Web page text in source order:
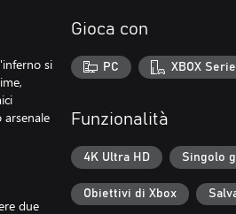
si
due
Gioca con
PC XBOX
Funzionalità
4K Ultra HD Singolo
Obiettivi di Xbox